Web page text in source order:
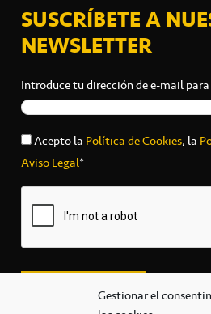
Gestionar el
SUSCRÍBETE A
NEWSLETTER
Introduce tu dirección de e-mail
Acepto laPolítica de Cookies, la
Aviso Legal*